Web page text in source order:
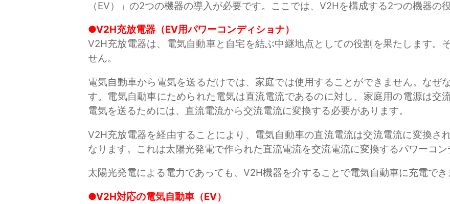
（EV）」の2つの機器の導入が必要です。ここでは、V2Hを構成する2つの機器の
●V2H充放電器（EV用パワーコンディショナ）
V2H充放電器は、電気自動車と自宅を結ぶ中継地点としての役割を果たします。
せん。
電気自動車から電気を送るだけでは、家庭では使用することができません。なぜ
す。電気自動車にためられた電気は直流電流であるのに対し、家庭用の電源は交
電気を送るためには、直流電流から交流電流に変換する必要があります。
V2H充放電器を経由することにより、電気自動車の直流電流は交流電流に変換さ
なります。これは太陽光発電で作られた直流電流を交流電流に変換するパワーコン
太陽光発電による電力であっても、V2H機器を介することで電気自動車に充電でき
●V2H対応の電気自動車（EV）